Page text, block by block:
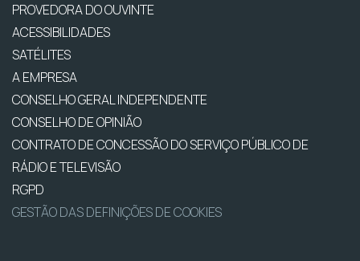
PROVEDORA DO OUVINTE
ACESSIBILIDADES
SATÉLITES
A EMPRESA
CONSELHO GERAL INDEPENDENTE
CONSELHO DE OPINIÃO
CONTRATO DE CONCESSÃO DO SERVIÇO PÚBLICO DE
RÁDIO E TELEVISÃO
RGPD
GESTÃO DAS DEFINIÇÕES DE COOKIES